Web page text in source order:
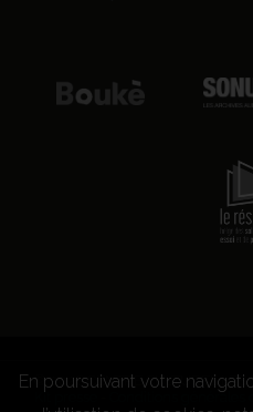
© 2026 CENTRE CULTUREL LES
Kit presse
Conditions générales
En poursuivant votre